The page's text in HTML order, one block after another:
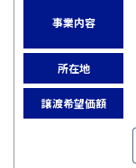
事業内容
所在地
譲渡希望価額